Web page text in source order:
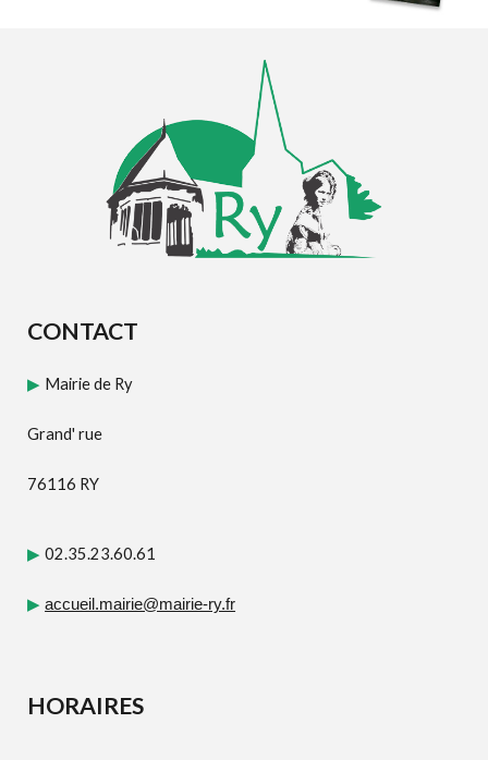
CONTACT
▶ Mairie de Ry
Grand' rue
76116 RY
▶ 02.35.23.60.61
▶accueil.mairie@mairie-ry.fr
HORAIRES